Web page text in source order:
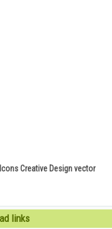
Creative Design vector
links